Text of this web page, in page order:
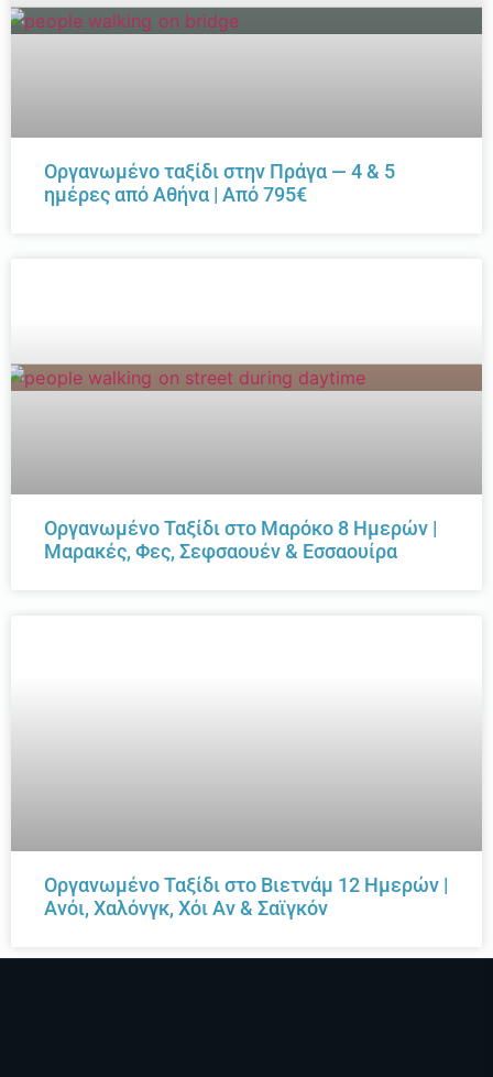
Οργανωμένο ταξίδι στην Πράγα — 4 & 5
ημέρες από Αθήνα | Από 795€
Οργανωμένο Ταξίδι στο Μαρόκο 8 Ημερών |
Μαρακές, Φες, Σεφσαουέν & Εσσαουίρα
Οργανωμένο Ταξίδι στο Βιετνάμ 12 Ημερών |
Ανόι, Χαλόνγκ, Χόι Αν & Σαϊγκόν